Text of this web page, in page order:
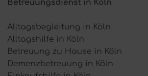
Betreuungsdienst in Köln
Alltagsbegleitung in Köln
Alltagshilfe in Köln
Betreuung zu Hause in Köln
Demenzbetreuung in Köln